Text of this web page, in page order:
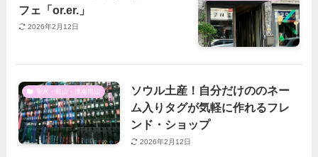
フェ「or.er.」
2026年2月12日
聖水・龍山・漢南周辺
ソウル土産！自分だけののネー
ム入りタグが気軽に作れるフレ
ンド・ショップ
2026年2月12日